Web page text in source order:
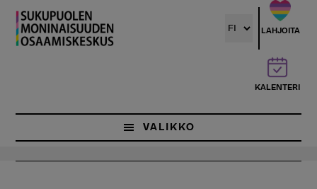
Hyppää
pääsisältöön
LAHJOITA
KALENTERI
VALIKKO